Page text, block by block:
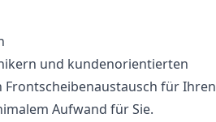
und kundenorientierten
Frontscheibenaustausch für Ihren
Aufwand für Sie.